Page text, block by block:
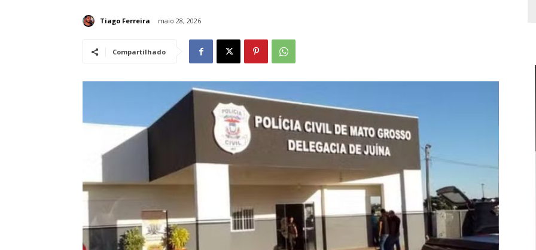
Tiago Ferreira maio 28, 2026
Compartilhado